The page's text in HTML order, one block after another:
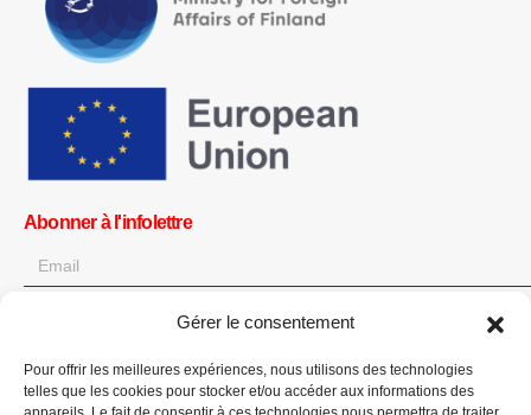
Gérer le consentement
Pour offrir les meilleures expériences, nous utilisons des technologies
telles que les cookies pour stocker et/ou accéder aux informations des
Abonner à l'infolettre
Obtenez toutes les dernières informations sur les actualités, les
événements et les mises à jour. Inscrivez-vous à l'infolettre.